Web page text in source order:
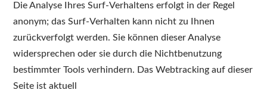
Die Analyse Ihres Surf-Verhaltens erfolgt in der Regel
anonym; das Surf-Verhalten kann nicht zu Ihnen
zurückverfolgt werden. Sie können dieser Analyse
widersprechen oder sie durch die Nichtbenutzung
bestimmter Tools verhindern. Das Webtracking auf dieser
Seite ist aktuell